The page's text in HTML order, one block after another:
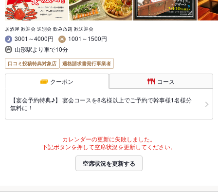
居酒屋 歓迎会 送別会 飲み放題 歓送迎会
3001～4000円
1001～1500円
山形駅より車で10分
口コミ投稿特典対象店 適格請求書発行事業者
クーポン コース
【宴会予約特典♪】 宴会コースを8名様以上でご予約で幹事様1名様分
無料に！
カレンダーの更新に失敗しました。
下記ボタンを押して空席状況を更新してください。
空席状況を更新する